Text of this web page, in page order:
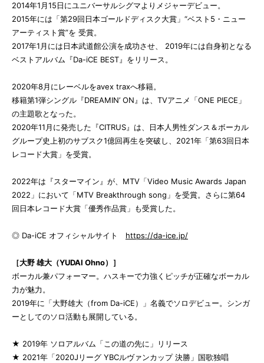
2014年1月15日にユニバーサルシグマよりメジャーデビュー。
2015年には「第29回日本ゴールドディスク大賞」“ベスト5・ニュー
アーティスト賞”を 受賞。
2017年1月には日本武道館公演を成功させ、 2019年には自身初となる
ベストアルバム『Da-iCE BEST』をリリース。
2020年8月にレーベルをavex traxへ移籍。
移籍第1弾シングル『DREAMIN’ ON』は、TVアニメ「ONE PIECE」
の主題歌となった。
2020年11月に発売した『CITRUS』は、日本人男性ダンス＆ボーカル
グループ史上初のサブスク1億回再生を突破し、2021年「第63回日本
レコード大賞」を受賞。
2022年は『スターマイン』が、MTV「Video Music Awards Japan
2022」において「MTV Breakthrough song」を受賞。さらに第64
回日本レコード大賞「優秀作品賞」も受賞した。
◎ Da-iCE オフィシャルサイト https://da-ice.jp/
［大野 雄大（YUDAI Ohno）］
ボーカル兼パフォーマー。ハスキーで力強くピッチが正確なボーカル
力が魅力。
2019年に「大野雄大（from Da-iCE）」名義でソロデビュー。シンガ
ーとしてのソロ活動も展開している。
★ 2019年 ソロアルバム「この道の先に」リリース
★ 2021年「2020Jリーグ YBCルヴァンカップ 決勝」国歌独唱